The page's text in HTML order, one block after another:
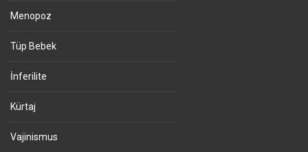
Menopoz
Tüp Bebek
İnferilite
Kürtaj
Vajinismus